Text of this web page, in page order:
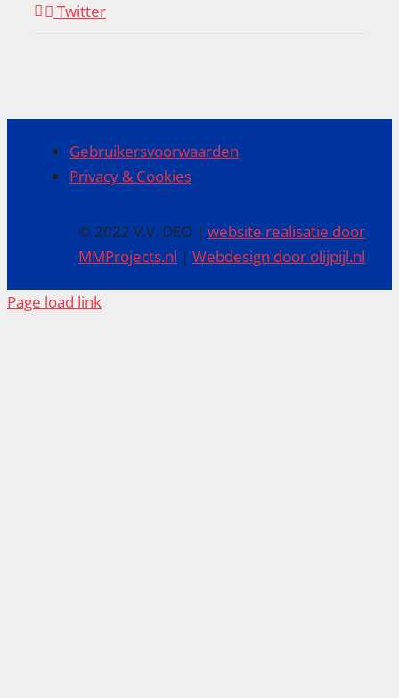
Twitter
Gebruikersvoorwaarden
Privacy & Cookies
© 2022 V.V. DEO |website realisatie door
MMProjects.nl |Webdesign door olijpijl.nl
Page load link